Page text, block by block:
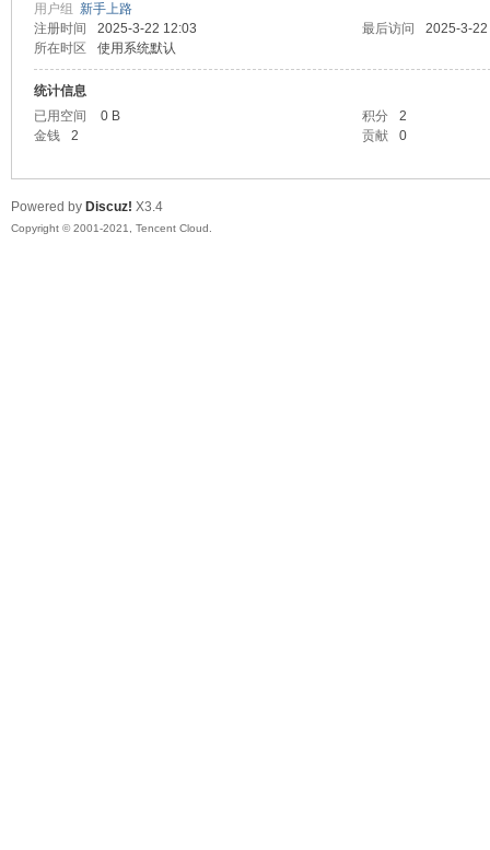
用户组 新手上路
注册时间
2025-3-22 12:03 最后访问
2025-3-
所在时区
使用系统默认
统计信息
已用空间
0 B 积分
2
金钱
2 贡献 0
Powered by Discuz! X3.4
Copyright © 2001-2021, Tencent Cloud.